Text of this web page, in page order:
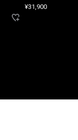
¥31,900